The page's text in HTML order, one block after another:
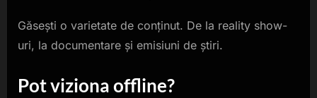
Găsești o varietate de conținut. De la reality show-
uri, la documentare și emisiuni de știri.
Pot viziona offline?